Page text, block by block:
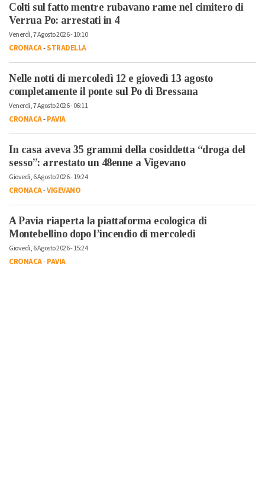
Colti sul fatto mentre rubavano rame nel cimitero di
Verrua Po: arrestati in 4
Venerdì, 7 Agosto 2026 - 10:10
CRONACA-STRADELLA
Nelle notti di mercoledì 12 e giovedì 13 agosto
completamente il ponte sul Po di Bressana
Venerdì, 7 Agosto 2026 - 06:11
CRONACA-PAVIA
In casa aveva 35 grammi della cosiddetta “droga del
sesso”: arrestato un 48enne a Vigevano
Giovedì, 6 Agosto 2026 - 19:24
CRONACA-VIGEVANO
A Pavia riaperta la piattaforma ecologica di
Montebellino dopo l’incendio di mercoledì
Giovedì, 6 Agosto 2026 - 15:24
CRONACA-PAVIA